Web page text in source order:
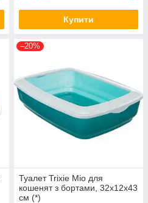
Купити
–20%
Туалет Trixie Mio для
кошенят з бортами, 32х12х43
см (*)